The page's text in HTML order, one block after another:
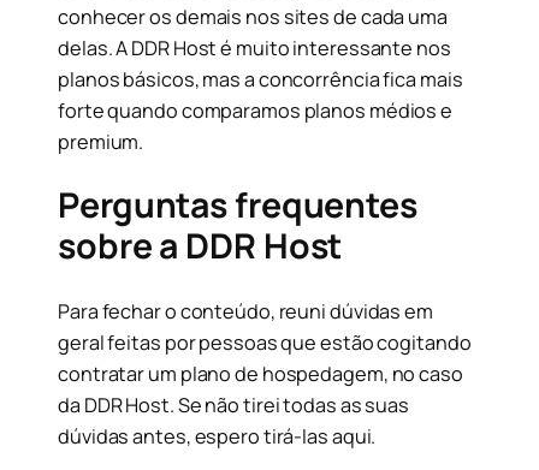
conhecer os demais nos sites de cada uma
delas. A DDR Host é muito interessante nos
planos básicos, mas a concorrência fica mais
forte quando comparamos planos médios e
premium.
Perguntas frequentes
sobre a DDR Host
Para fechar o conteúdo, reuni dúvidas em
geral feitas por pessoas que estão cogitando
contratar um plano de hospedagem, no caso
da DDR Host. Se não tirei todas as suas
dúvidas antes, espero tirá-las aqui.